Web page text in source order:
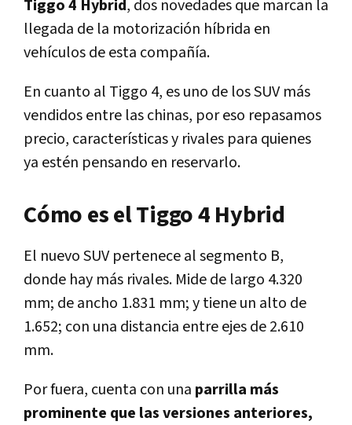
Tiggo 4 Hybrid, dos novedades que marcan la
llegada de la motorización híbrida en
vehículos de esta compañía.
En cuanto al Tiggo 4, es uno de los SUV más
vendidos entre las chinas, por eso repasamos
precio, características y rivales para quienes
ya estén pensando en reservarlo.
Cómo es el Tiggo 4 Hybrid
El nuevo SUV pertenece al segmento B,
donde hay más rivales. Mide de largo 4.320
mm; de ancho 1.831 mm; y tiene un alto de
1.652; con una distancia entre ejes de 2.610
mm.
Por fuera, cuenta con una parrilla más
prominente que las versiones anteriores,